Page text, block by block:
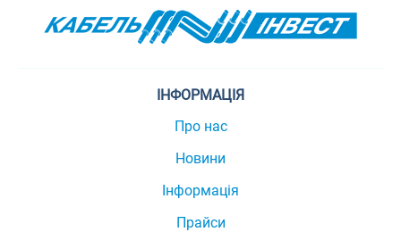
ІНФОРМАЦІЯ
Про нас
Новини
Інформація
Прайси